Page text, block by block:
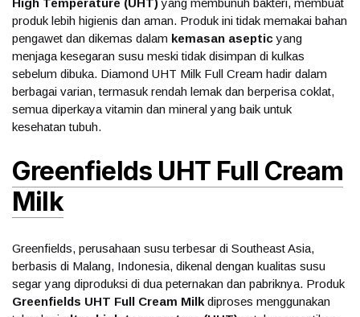
produk lebih higienis dan aman. Produk ini tidak memakai bahan
pengawet dan dikemas dalam kemasan asepticyang
menjaga kesegaran susu meski tidak disimpan di kulkas
sebelum dibuka. Diamond UHT Milk Full Cream hadir dalam
berbagai varian, termasuk rendah lemak dan berperisa coklat,
semua diperkaya vitamin dan mineral yang baik untuk
kesehatan tubuh.
Greenfields UHT Full Cream
Milk
Greenfields, perusahaan susu terbesar di Southeast Asia,
berbasis di Malang, Indonesia, dikenal dengan kualitas susu
segar yang diproduksi di dua peternakan dan pabriknya. Produk
Greenfields UHT Full Cream Milk diproses menggunakan